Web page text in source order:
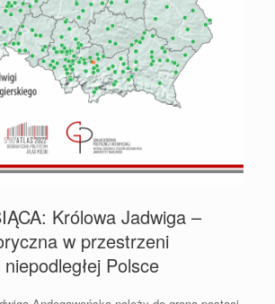
Królowa Jadwiga –
w przestrzeni
Polsce